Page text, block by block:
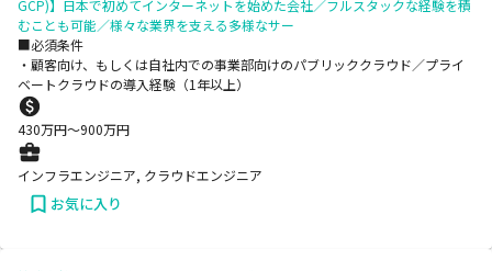
GCP)】日本で初めてインターネットを始めた会社／フルスタックな経験を積
むことも可能／様々な業界を支える多様なサー
■必須条件
・顧客向け、もしくは自社内での事業部向けのパブリッククラウド／プライ
ベートクラウドの導入経験（1年以上）
430万円〜900万円
インフラエンジニア, クラウドエンジニア
お気に入り